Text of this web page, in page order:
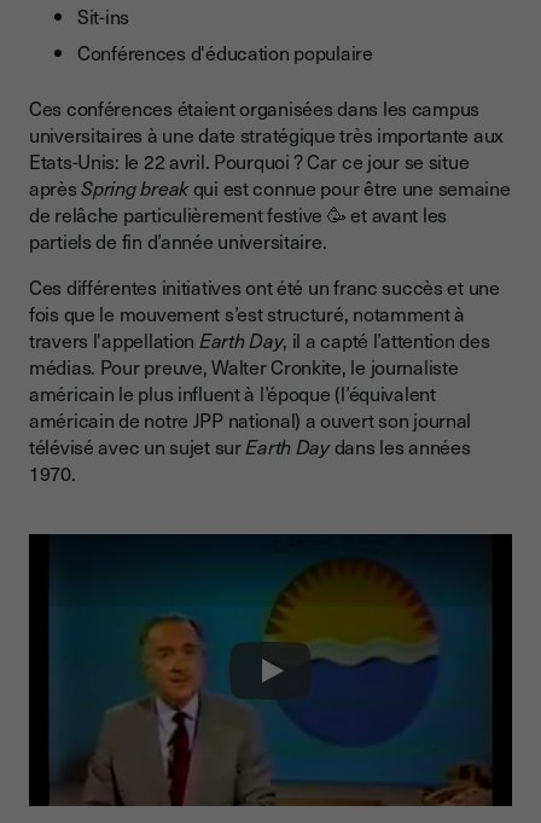
Sit-ins
Conférences d'éducation populaire
Ces conférences étaient organisées dans les campus
universitaires à une date stratégique très importante aux
Etats-Unis: le 22 avril. Pourquoi ? Car ce jour se situe
aprèsSpring breakqui est connue pour être une semaine
de relâche particulièrement festive 🥳 et avant les
partiels de fin d’année universitaire.
Ces différentes initiatives ont été un franc succès et une
fois que le mouvement s’est structuré, notamment à
travers l'appellation Earth Day, il a capté l’attention des
médias. Pour preuve, Walter Cronkite, le journaliste
américain le plus influent à l’époque (l’équivalent
américain de notre JPP national) a ouvert son journal
télévisé avec un sujet surEarth Daydans les années
1970.
Play